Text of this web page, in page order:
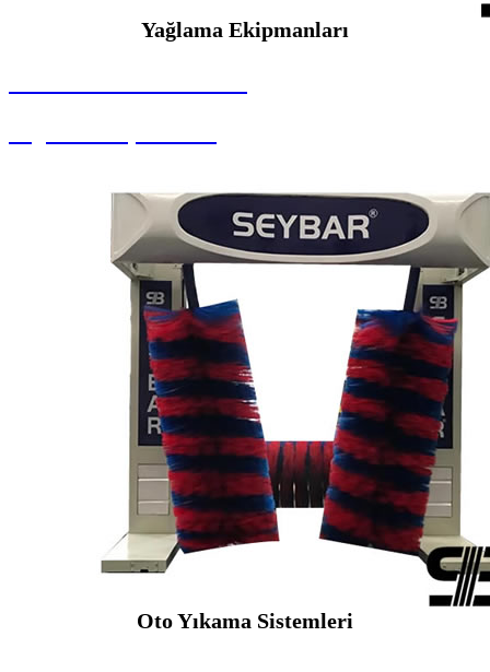
Yağlama Ekipmanları
Oto Yıkama Sistemleri